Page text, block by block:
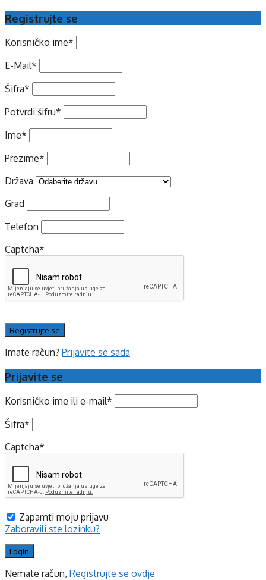
Registrujte se
Korisničko ime*
E-Mail*
Šifra*
Potvrdi šifru*
Ime*
Prezime*
Država
Grad
Telefon
Captcha*
Imate račun? Prijavite se sada
Prijavite se
Korisničko ime ili e-mail*
Šifra*
Captcha*
Zapamti moju prijavu
Zaboravili ste lozinku?
Nemate račun, Registrujte se ovdje